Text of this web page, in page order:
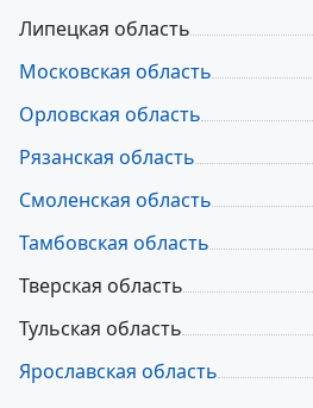
Липецкая область
Московская область
Орловская область
Рязанская область
Смоленская область
Тамбовская область
Тверская область
Тульская область
Ярославская область